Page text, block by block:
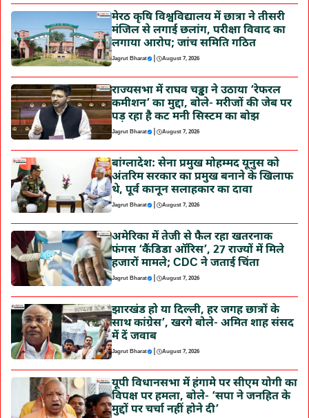
मेरठ कृषि विश्वविद्यालय में छात्रा ने तीसरी
मंजिल से लगाई छलांग, परीक्षा विवाद का
लगाया आरोप; जांच समिति गठित
Jagrut Bharat | August 7, 2026
राज्यसभा में राघव चड्ढा ने उठाया ‘रेफरल
कमीशन’ का मुद्दा, बोले- मरीजों की जेब पर
पड़ रहा है कट मनी सिस्टम का बोझ
Jagrut Bharat | August 7, 2026
बांग्लादेश: सेना प्रमुख मोहम्मद यूनुस को
अंतरिम सरकार का प्रमुख बनाने के खिलाफ
थे, पूर्व कानून सलाहकार का दावा
Jagrut Bharat | August 7, 2026
अमेरिका में तेजी से फैल रहा खतरनाक
फंगस ‘कैंडिडा ऑरिस’, 27 राज्यों में मिले
हजारों मामले; CDC ने जताई चिंता
Jagrut Bharat | August 7, 2026
झारखंड हो या दिल्ली, हर जगह छात्रों के
साथ कांग्रेस’, खरगे बोले- अमित शाह संसद
में दें जवाब
Jagrut Bharat | August 7, 2026
यूपी विधानसभा में हंगामे पर सीएम योगी का
विपक्ष पर हमला, बोले- ‘सपा ने जनहित के
मुद्दों पर चर्चा नहीं होने दी’